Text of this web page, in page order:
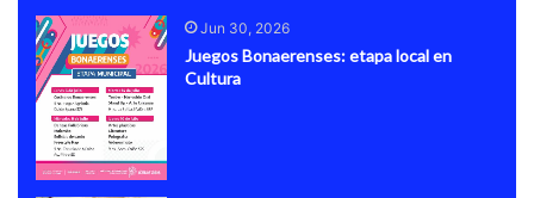
Jun 30, 2026
Juegos Bonaerenses: etapa local en
Cultura